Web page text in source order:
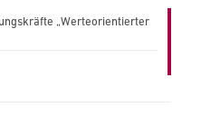
„Werteorientierter